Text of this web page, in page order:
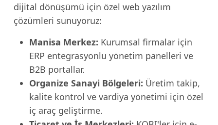
dijital dönüşümü için özel web yazılım
çözümleri sunuyoruz:
Manisa Merkez: Kurumsal firmalar için
ERP entegrasyonlu yönetim panelleri ve
B2B portallar.
Organize Sanayi Bölgeleri: Üretim takip,
kalite kontrol ve vardiya yönetimi için özel
iç araç geliştirme.